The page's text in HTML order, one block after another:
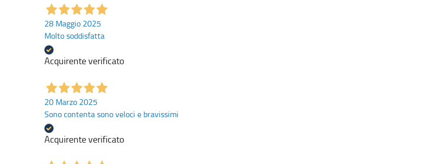
28 Maggio 2025
Molto soddisfatta
Acquirente verificato
20 Marzo 2025
Sono contenta sono veloci e bravissimi
Acquirente verificato